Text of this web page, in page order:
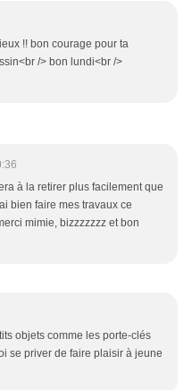
!! bon courage pour ta
/> bon lundi<br />
à la retirer plus facilement que
bien faire mes travaux ce
mimie, bizzzzzzz et bon
objets comme les porte-clés
se priver de faire plaisir à jeune